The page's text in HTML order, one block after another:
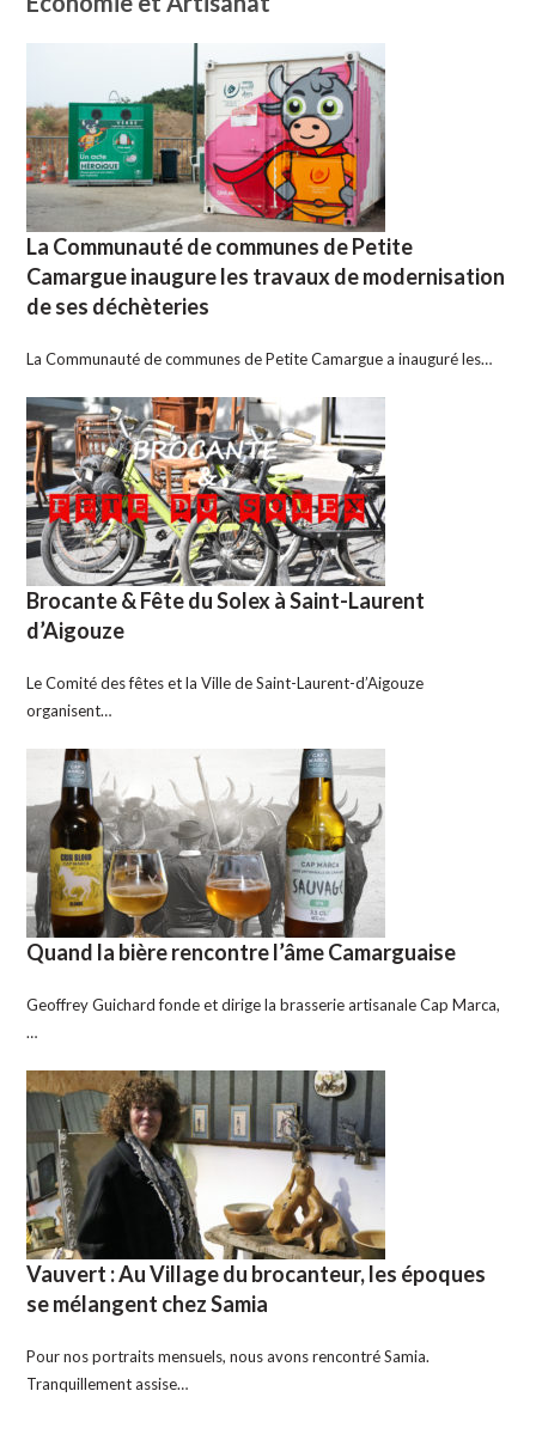
La Communauté de communes de Petite
Camargue inaugure les travaux de modernisation
de ses déchèteries
La Communauté de communes de Petite Camargue a inauguré les…
Brocante & Fête du Solex à Saint-Laurent
d’Aigouze
Le Comité des fêtes et la Ville de Saint-Laurent-d’Aigouze
organisent…
Quand la bière rencontre l’âme Camarguaise
Geoffrey Guichard fonde et dirige la brasserie artisanale Cap Marca,
…
Vauvert : Au Village du brocanteur, les époques
se mélangent chez Samia
Pour nos portraits mensuels, nous avons rencontré Samia.
Tranquillement assise…